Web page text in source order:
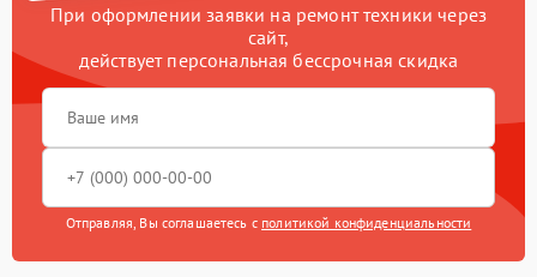
При оформлении заявки на ремонт техники через
сайт,
действует персональная бессрочная скидка
Отправляя, Вы соглашаетесь с политикой конфиденциальности